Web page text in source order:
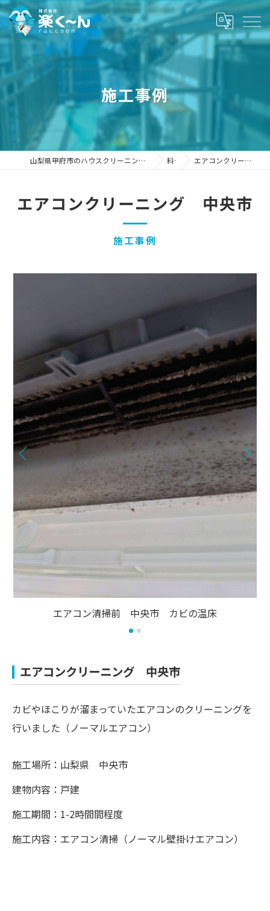
施工事例
山梨県甲府市のハウスクリーニングなら株式会社楽く～ん 料金 エアコンクリーニング 中央市
施工事例
エアコンクリーニング 中央市
エアコン清掃前 中央市 カビの温床
エアコンクリーニング 中央市
カビやほこりが溜まっていたエアコンのクリーニングを
行いました（ノーマルエアコン）
施工場所：山梨県 中央市
建物内容：戸建
施工期間：1-2時間間程度
施工内容：エアコン清掃（ノーマル壁掛けエアコン）